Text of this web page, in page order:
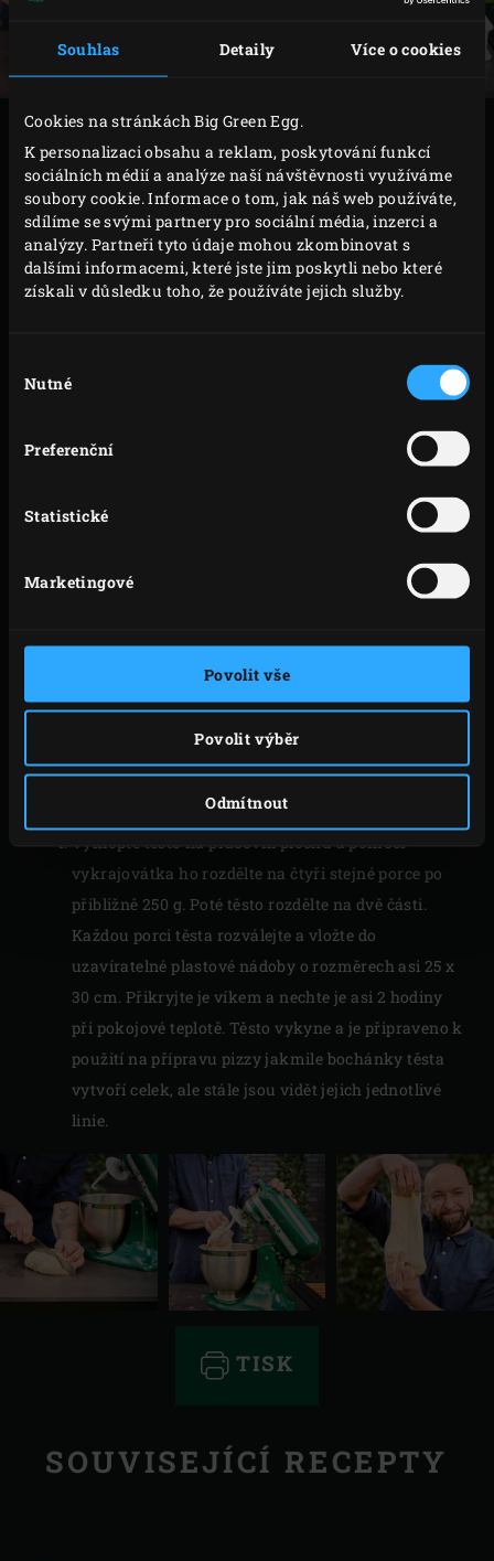
Souhlas Detaily Více o cookies
Cookies na stránkách Big Green Egg.
K personalizaci obsahu a reklam, poskytování funkcí
sociálních médií a analýze naší návštěvnosti využíváme
soubory cookie. Informace o tom, jak náš web používáte,
sdílíme se svými partnery pro sociální média, inzerci a
analýzy. Partneři tyto údaje mohou zkombinovat s
dalšími informacemi, které jste jim poskytli nebo které
získali v důsledku toho, že používáte jejich služby.
souhlasu
Nutné
Preferenční
Statistické
Marketingové
Povolit vše
Povolit výběr
Odmítnout
PŘÍPRAVA
Předpracované těsto rozlámejte na kousky a
rovnoměrně je přidejte do mísy robota s hákem na
těsto; toto těsto se obtížně hněte ručně a voda se
lépe vstřebává, pokud použijete kuchyňského
předkynutého těsta nalijte kapku ze 120 g vody,
další vodu. V případě potřeby přidejte do mísy velmi
malé množství mouky, abyste mu “pomohli” těsto
uhníst. Nechte ho hníst asi 7 minut a občas přidejte
trochu zbývající vody; kapku vody si nechte na
Do mísy nalijte poslední trochu vody a přidejte sůl.
nevytvoří se hladká a pružná koule těsta. Těsto se
pak již nebude lepit na stěny mísy.
Vložte těsto do mísy a přikryjte je potravinovou
fólií. Nechte ho 15-20 minut odpočívat při pokojové
vykrajovátka ho rozdělte na čtyři stejné porce po
přibližně 250 g. Poté těsto rozdělte na dvě části.
Každou porci těsta rozválejte a vložte do
uzavíratelné plastové nádoby o rozměrech asi 25 x
30 cm. Přikryjte je víkem a nechte je asi 2 hodiny
při pokojové teplotě. Těsto vykyne a je připraveno k
použití na přípravu pizzy jakmile bochánky těsta
vytvoří celek, ale stále jsou vidět jejich jednotlivé
linie.
TISK
SOUVISEJÍCÍ RECEPTY